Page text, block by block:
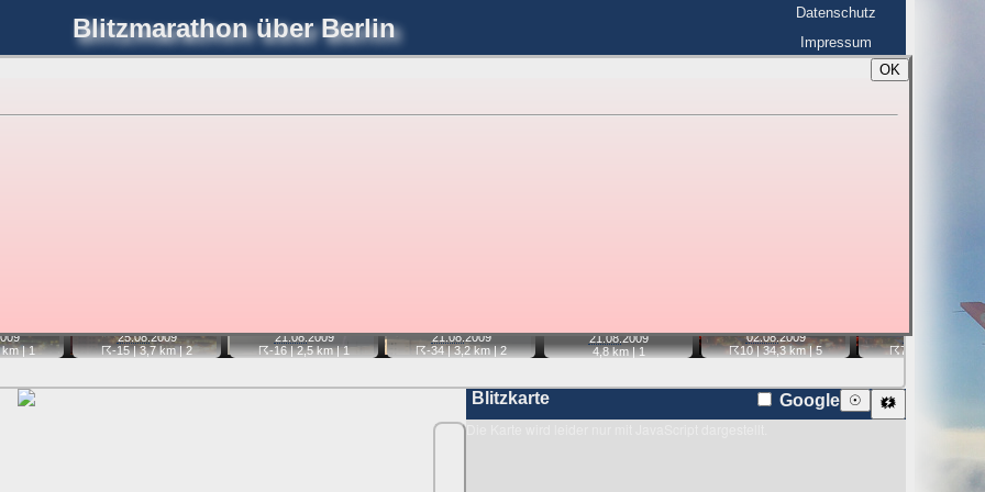
OK
Blitzmarathonüber Berlin
joerglorenz.de
Datenschutz
Impressum
Blitzmarathon Am Himmel Luftfahrt Blitzmarathon ☰
|1
25.08.2009
☈-15| 3,7 km |2
21.08.2009
☈-16| 2,5 km |1
21.08.2009
☈-34| 3,2 km |2
21.08. 2009
4,8 km |1
02.08.2009
☈10| 34,3 km |5
02.08.
☈7
Blitzkarte 🗱
☉
Google